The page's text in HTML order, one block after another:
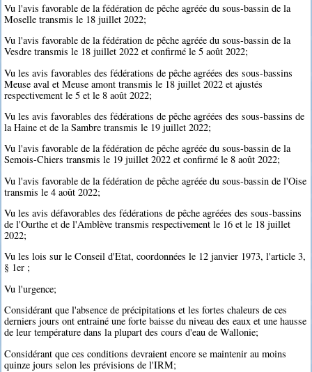
Vu l'avis favorable de la fédération de pêche agréée du sous-bassin de la
Moselle transmis le 18 juillet 2022;
Vu l'avis favorable de la fédération de pêche agréée du sous-bassin de la
Vesdre transmis le 18 juillet 2022 et confirmé le 5 août 2022;
Vu les avis favorables des fédérations de pêche agréées des sous-bassins
Meuse aval et Meuse amont transmis le 18 juillet 2022 et ajustés
respectivement le 5 et le 8 août 2022;
Vu les avis favorables des fédérations de pêche agréées des sous-bassins de
la Haine et de la Sambre transmis le 19 juillet 2022;
Vu l'avis favorable de la fédération de pêche agréée du sous-bassin de la
Semois-Chiers transmis le 19 juillet 2022 et confirmé le 8 août 2022;
Vu l'avis favorable de la fédération de pêche agréée du sous-bassin de l'Oise
transmis le 4 août 2022;
Vu les avis défavorables des fédérations de pêche agréées des sous-bassins
de l'Ourthe et de l'Amblève transmis respectivement le 16 et le 18 juillet
2022;
Vu les lois sur le Conseil d'Etat, coordonnées le 12 janvier 1973, l'article 3,
§ 1er ;
Vu l'urgence;
Considérant que l'absence de précipitations et les fortes chaleurs de ces
derniers jours ont entrainé une forte baisse du niveau des eaux et une hausse
de leur température dans la plupart des cours d'eau de Wallonie;
Considérant que ces conditions devraient encore se maintenir au moins
quinze jours selon les prévisions de l'IRM;